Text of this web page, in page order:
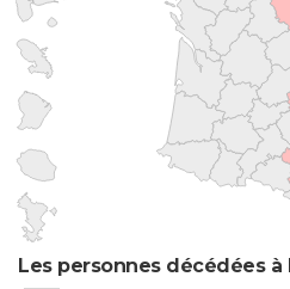
Les personnes décédées à